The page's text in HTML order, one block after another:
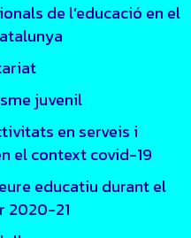
de l’educació en el
juvenil
en serveis i
el context covid-19
educatiu durant el
2020-21